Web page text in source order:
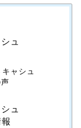
ュ
ャシュ
ュ